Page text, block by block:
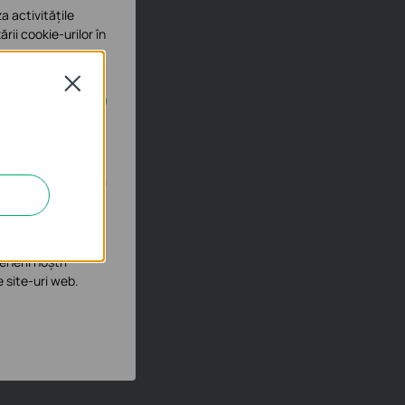
Close
activitățile
cookie-urilor în
sistemele tale
și ajusta
noștri
site-uri web.